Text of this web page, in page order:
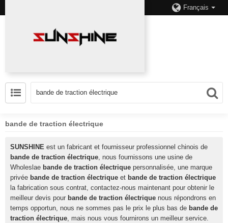
Français
bande de traction électrique
SUNSHINE est un fabricant et fournisseur professionnel chinois de
bande de traction électrique, nous fournissons une usine de
Wholeslae bande de traction électrique personnalisée, une marque
privée bande de traction électrique et bande de traction électrique
la fabrication sous contrat, contactez-nous maintenant pour obtenir le
meilleur devis pour bande de traction électrique nous répondrons en
temps opportun, nous ne sommes pas le prix le plus bas de bande de
traction électrique, mais nous vous fournirons un meilleur service.